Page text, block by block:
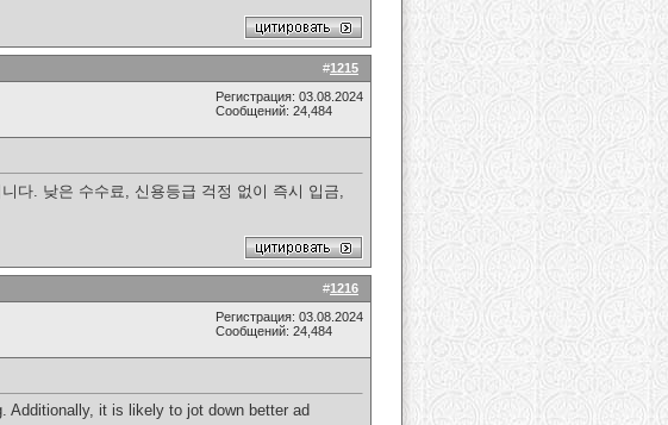
#1215
Регистрация: 03.08.2024
Сообщений: 24,484
다. 낮은 수수료, 신용등급 걱정 없이 즉시 입금,
#1216
Регистрация: 03.08.2024
Сообщений: 24,484
Additionally, it is likely to jot down better ad